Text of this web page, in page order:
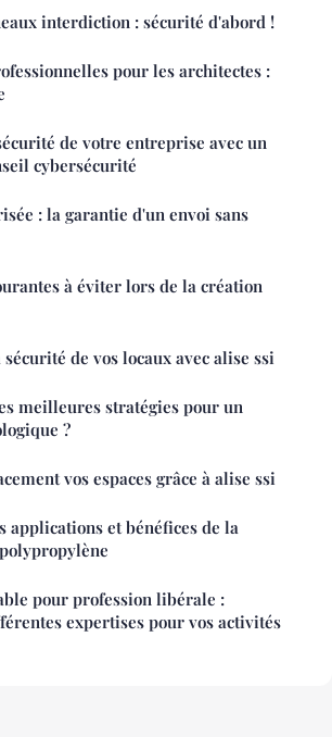
interdiction : sécurité d'abord !
pour les architectes :
de votre entreprise avec un
cybersécurité
: la garantie d'un envoi sans
à éviter lors de la création
de vos locaux avec alise ssi
meilleures stratégies pour un
?
vos espaces grâce à alise ssi
applications et bénéfices de la
pour profession libérale :
expertises pour vos activités